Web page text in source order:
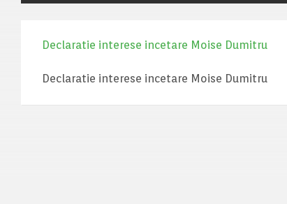
Declaratie interese incetare Moise Dumitru
Declaratie interese incetare Moise Dumitru